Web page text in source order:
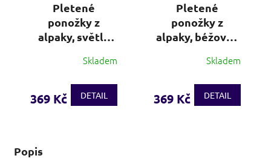
Pletené
ponožky z
alpaky, světle
je
hvězdiček.
Skladem
369 Kč DETAIL
Pletené
ponožky z
alpaky, béžová -
je
Skladem
369 Kč DETAIL
Popis